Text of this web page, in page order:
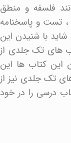
فلسفه و منطق
تست و پاسخنامه
با شنیدن این
های تک جلدی از
این کتاب ها این
تک جلدی نیز از
درسی را در خود